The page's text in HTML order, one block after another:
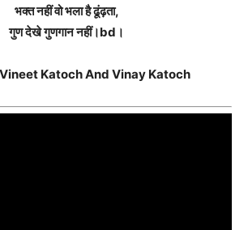
भक्त नहीं वो भला है ढूंढ़ता,
गुण देखे गुणगान नहीं।bd।
Katoch And Vinay Katoch